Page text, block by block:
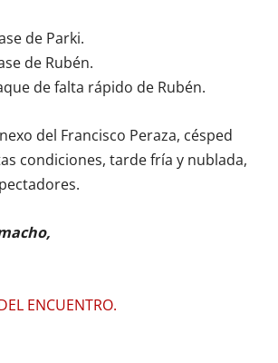
de Parki.
de Rubén.
de falta rápido de Rubén.
del Francisco Peraza, césped
condiciones, tarde fría y nublada,
ENCUENTRO.